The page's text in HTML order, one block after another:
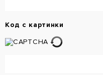
Код с картинки